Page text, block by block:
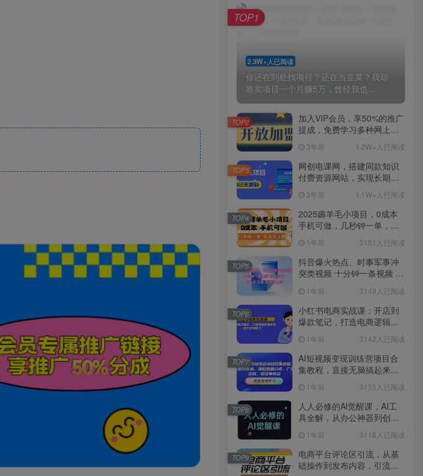
2.3W+人已阅读
你还在到处找项目？还在当韭菜？我却
靠卖项目一个月赚5万，曾经我也...
TOP1
加入VIP会员，享50%的推广
提成，免费学习多种网上创
3年前 1.2W+人已阅读
TOP2
网创电课网，搭建同款知识
付费资源网站，实现长期稳
3年前 1.1W+人已阅读
TOP3
2025薅羊毛小项目，0成本
手机可做，几秒钟一单，收
1年前 3151人已阅读
TOP4
抖音爆火热点、时事军事冲
突类视频 十分钟一条视频 条
手 1年前 3149人已阅读
TOP5
小红书电商实战课：开店到
爆款笔记，打造电商逻辑体
1年前 3142人已阅读
TOP6
AI短视频变现训练营项目合
集教程，直接无脑搞起来，
制、收徒等收益
1年前 3135人已阅读
TOP7
人人必修的Al觉醒课，AI工
具全解，从办公神器到创意
1年前 3118人已阅读
TOP8
电商平台评论区引流，从基
础操作到发布内容，引流技
TOP9